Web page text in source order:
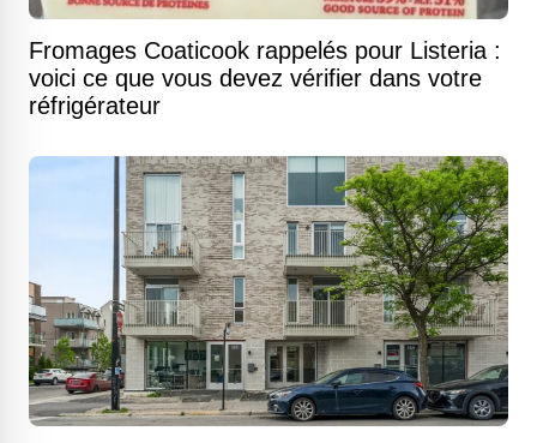
Fromages Coaticook rappelés pour Listeria :
voici ce que vous devez vérifier dans votre
réfrigérateur